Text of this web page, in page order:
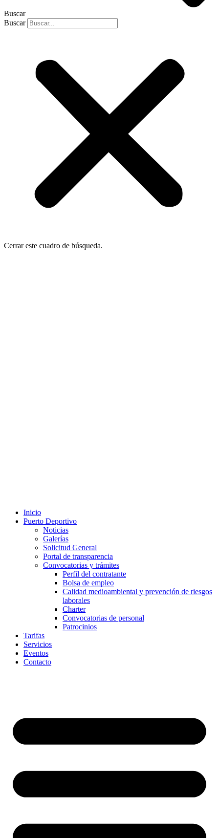
Buscar
Buscar
Cerrar este cuadro de búsqueda.
Inicio
Puerto Deportivo
Noticias
Galerías
Solicitud General
Portal de transparencia
Convocatorias y trámites
Perfil del contratante
Bolsa de empleo
Calidad medioambiental y prevención de riesgos
laborales
Charter
Convocatorias de personal
Patrocinios
Tarifas
Servicios
Eventos
Contacto